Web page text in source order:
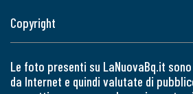
Copyright
Le foto presenti su LaNuovaBq.it
da Internet e quindi valutate di